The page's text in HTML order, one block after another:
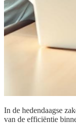
In de hedendaagse
van de efficiëntie